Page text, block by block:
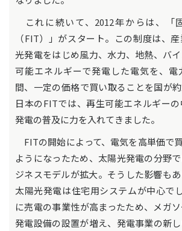
これに続いて、2012年からは、「
（FIT）」がスタート。この制度は、
光発電をはじめ風力、水力、地熱、バ
可能エネルギーで発電した電気を、電
間、一定の価格で買い取ることを国が約
日本のFITでは、再生可能エネルギー
発電の普及に力を入れてきました。
FITの開始によって、電気を高単価で
ようになったため、太陽光発電の分野
ジネスモデルが拡大。そうした影響も
太陽光発電は住宅用システムが中心で
に売電の事業性が高まったため、メガ
発電設備の設置が増え、発電事業の新